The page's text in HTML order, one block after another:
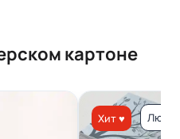
картоне
Хит ♥ Люкс